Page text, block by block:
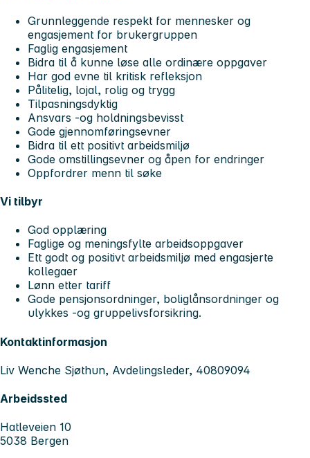
Grunnleggende respekt for mennesker og
engasjement for brukergruppen
Faglig engasjement
Bidra til å kunne løse alle ordinære oppgaver
Har god evne til kritisk refleksjon
Pålitelig, lojal, rolig og trygg
Tilpasningsdyktig
Ansvars -og holdningsbevisst
Gode gjennomføringsevner
Bidra til ett positivt arbeidsmiljø
Gode omstillingsevner og åpen for endringer
Oppfordrer menn til søke
Vi tilbyr
God opplæring
Faglige og meningsfylte arbeidsoppgaver
Ett godt og positivt arbeidsmiljø med engasjerte
kollegaer
Lønn etter tariff
Gode pensjonsordninger, boliglånsordninger og
ulykkes -og gruppelivsforsikring.
Kontaktinformasjon
Liv Wenche Sjøthun, Avdelingsleder, 40809094
Arbeidssted
Hatleveien 10
5038 Bergen